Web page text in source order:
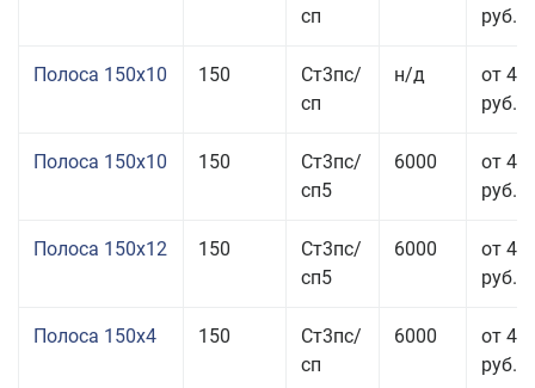
сп
руб.
Полоса 150x10 150
Ст3пс/
сп
н/д
от 43
руб.
Полоса 150x10 150
Ст3пс/
сп5
6000
от 43
руб.
Полоса 150x12 150
Ст3пс/
сп5
6000
от 45
руб.
Полоса 150x4 150
Ст3пс/
сп
6000
от 46
руб.